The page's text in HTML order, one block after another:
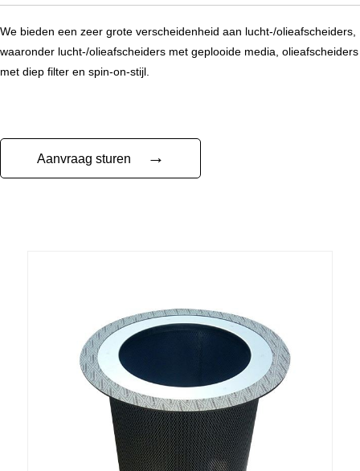
We bieden een zeer grote verscheidenheid aan lucht-/olieafscheiders,
waaronder lucht-/olieafscheiders met geplooide media, olieafscheiders
met diep filter en spin-on-stijl.
Aanvraag sturen →